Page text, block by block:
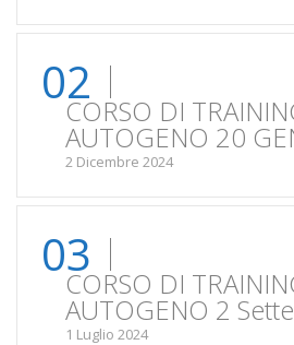
02CORSO DI
AUTOGENO 20
2 Dicembre 2024
03CORSO DI
AUTOGENO 2
1 Luglio 2024